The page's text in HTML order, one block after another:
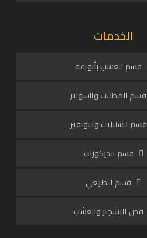
الخدمات
قسم العشب بأنواعه
قسم المظلات والسواتر
قسم الشلالات والنوافير
قسم الديكورات
قسم الطبيعي
قص الاشجار والعشب